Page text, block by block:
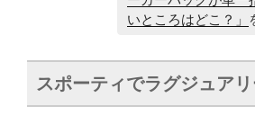
いところはどこ？」
スポーティでラグジュア